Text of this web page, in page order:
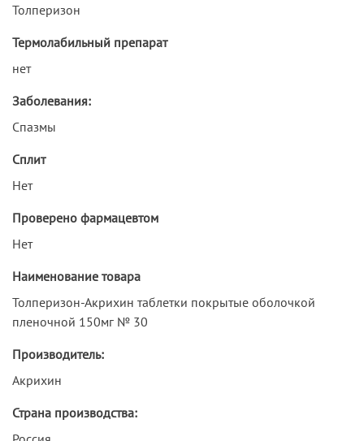
Толперизон
Термолабильный препарат
нет
Заболевания:
Спазмы
Сплит
Нет
Проверено фармацевтом
Нет
Наименование товара
Толперизон-Акрихин таблетки покрытые оболочкой
пленочной 150мг № 30
Производитель:
Акрихин
Страна производства: